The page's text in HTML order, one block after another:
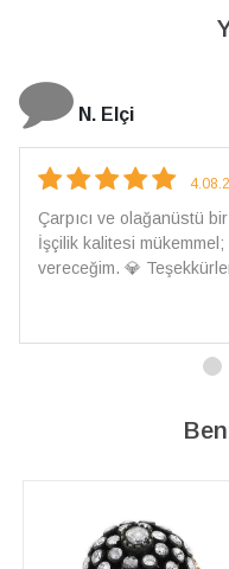
N. Elçi
Çarpıcı ve olağanüstü
İşçilik kalitesi
vereceğim. 💎